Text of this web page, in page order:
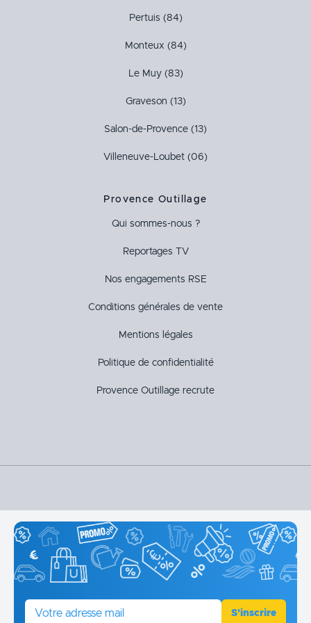
Pertuis (84)
Monteux (84)
Le Muy (83)
Graveson (13)
Salon-de-Provence (13)
Villeneuve-Loubet (06)
Provence Outillage
Qui sommes-nous ?
Reportages TV
Nos engagements RSE
Conditions générales de vente
Mentions légales
Politique de confidentialité
Provence Outillage recrute
E-mail
S'inscrire